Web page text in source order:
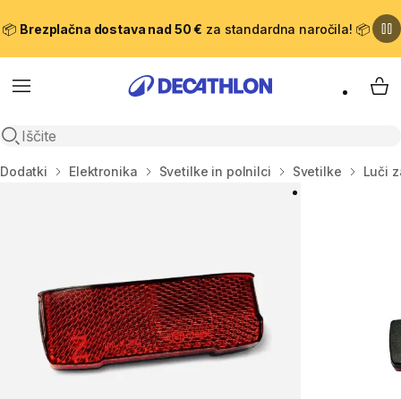
📦 Brezplačna dostava nad 50 € za standardna naročila! 📦
Meni
Odpri iskanje
Domov
Dodatki Elektronika Svetilke in polnilci Svetilke Luči